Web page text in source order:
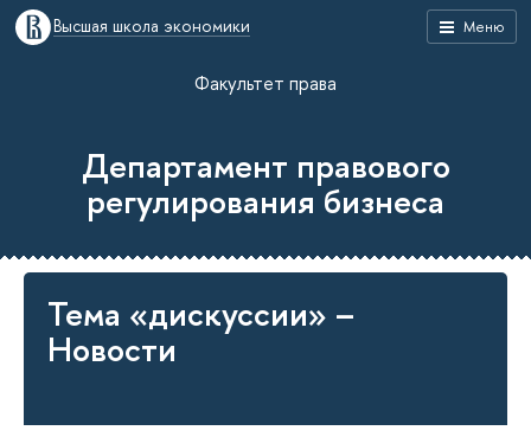
Меню
Высшая школа экономики
Факультет права
Департамент правового
регулирования бизнеса
Тема «дискуссии» –
Новости